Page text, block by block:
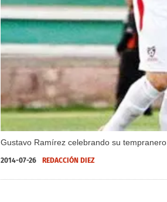
Gustavo Ramírez celebrando su tempranero
2014-07-26 REDACCIÓN DIEZ